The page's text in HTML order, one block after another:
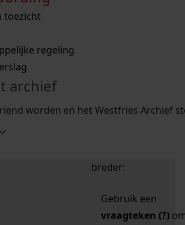
weg met een aantal zoektips.
weg met een aantal zoektips.
toezicht
regeling
archief
worden en het Westfries Archief
zoektips
uw zoekopdracht te
breder:
Gebruik een
vraagteken (?)